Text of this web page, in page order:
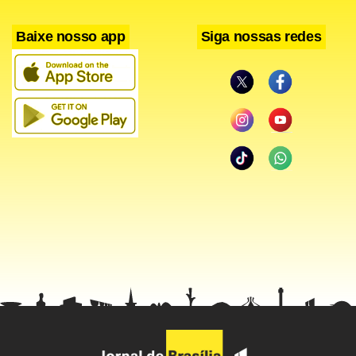
Conhecimento dos candidatos
O grau de conhecimento dos principais candidatos da
oposição cresceu, mas dentro da margem de erro.
Baixe nosso app Siga nossas redes